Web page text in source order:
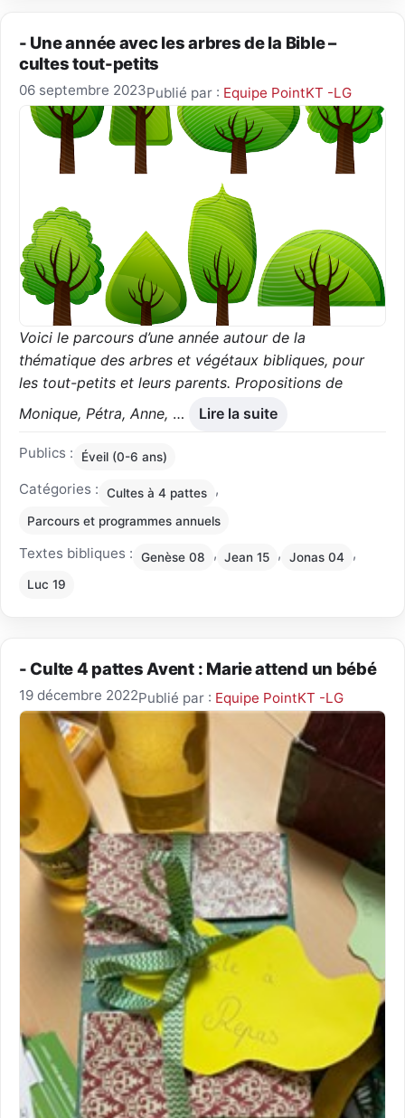
- Une année avec les arbres de la Bible –
cultes tout-petits
06 septembre 2023Publié par : Equipe PointKT -LG
Voici le parcours d’une année autour de la
thématique des arbres et végétaux bibliques, pour
les tout-petits et leurs parents. Propositions de
Monique, Pétra, Anne, … Lire la suite
Publics : Éveil (0-6 ans)
Catégories : Cultes à 4 pattes ,
Parcours et programmes annuels
Textes bibliques : Genèse 08 , Jean 15 , Jonas 04 ,
Luc 19
- Culte 4 pattes Avent : Marie attend un bébé
19 décembre 2022Publié par : Equipe PointKT -LG